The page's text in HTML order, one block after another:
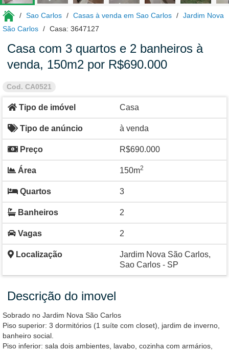
Sao Carlos Casas à venda em Sao Carlos
Jardim Nova
São Carlos
Casa: 3647127
Casa com 3 quartos e 2 banheiros à
venda, 150m2 por R$690.000
Cod. CA0521
Tipo de imóvel Casa
Tipo de anúncio à venda
Preço R$690.000
Área 150m2
Quartos 3
Banheiros 2
Vagas 2
Localização
Jardim Nova São Carlos,
Sao Carlos - SP
Descrição do imovel
Sobrado no Jardim Nova São Carlos
Piso superior: 3 dormitórios (1 suíte com closet), jardim de inverno,
banheiro social.
Piso inferior: sala dois ambientes, lavabo, cozinha com armários,